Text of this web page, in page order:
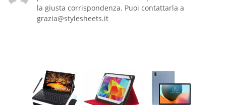
la giusta corrispondenza. Puoi contattarla a
grazia@stylesheets.it